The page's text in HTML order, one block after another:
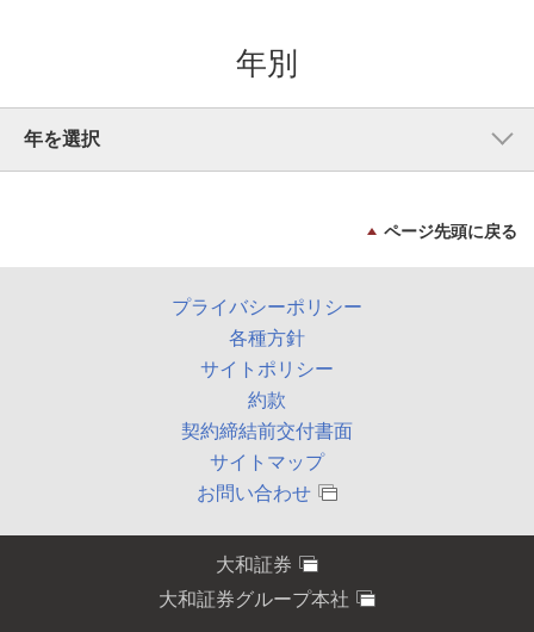
年別
ページ先頭に戻る
大和証券
大和証券グループ本社
プライバシーポリシー
各種方針
サイトポリシー
約款
契約締結前交付書面
サイトマップ
お問い合わせ